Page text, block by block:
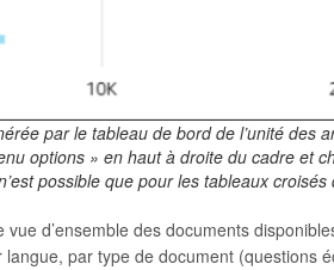
par le tableau de bord de l’unité
options » en haut à droite du cadre et
possible que pour les tableaux
d’ensemble des documents
par type de document (questions